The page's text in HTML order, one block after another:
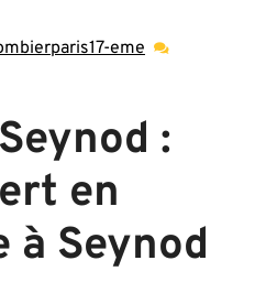
eme plombierparis17-
:
en
à Seynod